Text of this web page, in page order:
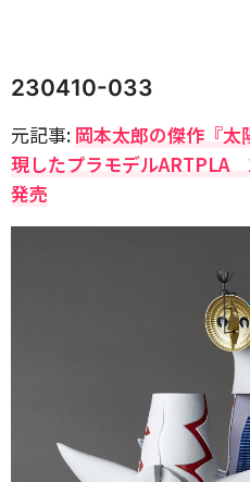
230410-033
元記事: 岡本太郎の傑作『
現したプラモデルARTPLA
発売